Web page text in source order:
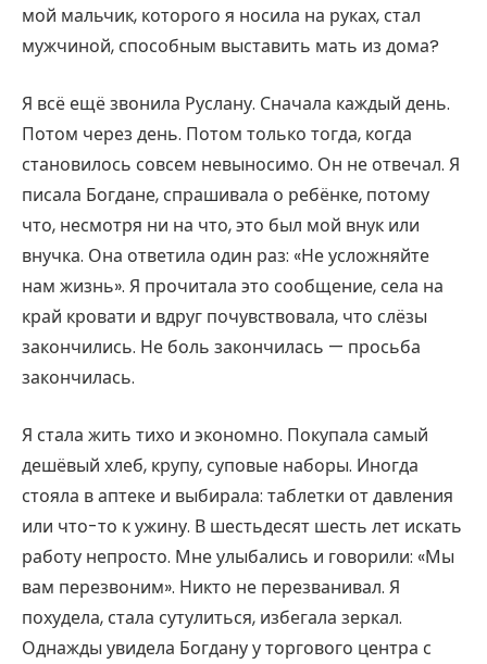
мой мальчик, которого я носила на руках, стал
мужчиной, способным выставить мать из дома?
Я всё ещё звонила Руслану. Сначала каждый день.
Потом через день. Потом только тогда, когда
становилось совсем невыносимо. Он не отвечал. Я
писала Богдане, спрашивала о ребёнке, потому
что, несмотря ни на что, это был мой внук или
внучка. Она ответила один раз: «Не усложняйте
нам жизнь». Я прочитала это сообщение, села на
край кровати и вдруг почувствовала, что слёзы
закончились. Не боль закончилась — просьба
закончилась.
Я стала жить тихо и экономно. Покупала самый
дешёвый хлеб, крупу, суповые наборы. Иногда
стояла в аптеке и выбирала: таблетки от давления
или что-то к ужину. В шестьдесят шесть лет искать
работу непросто. Мне улыбались и говорили: «Мы
вам перезвоним». Никто не перезванивал. Я
похудела, стала сутулиться, избегала зеркал.
Однажды увидела Богдану у торгового центра с